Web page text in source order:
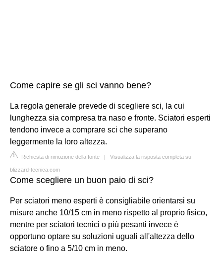
Come capire se gli sci vanno bene?
La regola generale prevede di scegliere sci, la cui
lunghezza sia compresa tra naso e fronte. Sciatori esperti
tendono invece a comprare sci che superano
leggermente la loro altezza.
Richiesta di rimozione della fonte | Visualizza la risposta completa su
blizzard-tecnica.com
Come scegliere un buon paio di sci?
Per sciatori meno esperti è consigliabile orientarsi su
misure anche 10/15 cm in meno rispetto al proprio fisico,
mentre per sciatori tecnici o più pesanti invece è
opportuno optare su soluzioni uguali all'altezza dello
sciatore o fino a 5/10 cm in meno.